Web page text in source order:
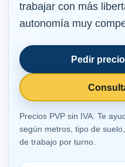
trabajar con más
autonomía muy
Pedir
Precios PVP sin IVA. Te
según metros, tipo de
de trabajo por turno.